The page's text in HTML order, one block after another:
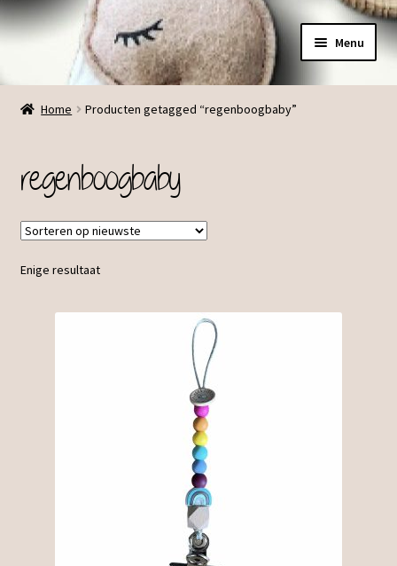
Ga
navigatie
Ga
de
inhoud
Menu
Menu
Home Producten getagged “regenboogbaby”
regenboogbaby
Enige resultaat